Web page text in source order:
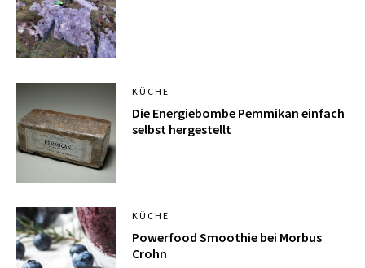
KÜCHE
Die Energiebombe Pemmikan einfach
selbst hergestellt
KÜCHE
Powerfood Smoothie bei Morbus
Crohn